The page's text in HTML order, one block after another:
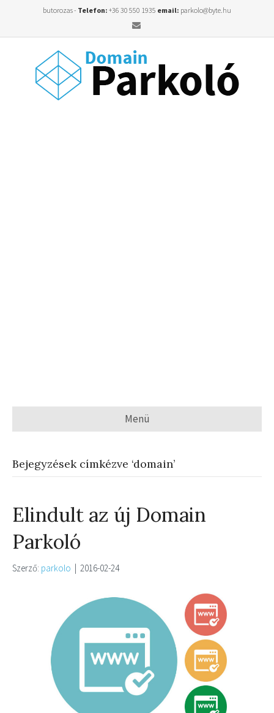
butorozas - Telefon: +36 30 550 1935 email: parkolo@byte.hu
Email
Menü
Bejegyzések címkézve ‘domain’
Elindult az új Domain
Parkoló
Szerző: parkolo | 2016-02-24